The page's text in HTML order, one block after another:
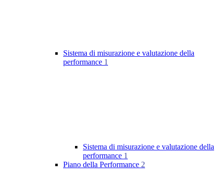
Sistema di misurazione e valutazione della
performance 1
Sistema di misurazione e valutazione della
performance 1
Piano della Performance 2